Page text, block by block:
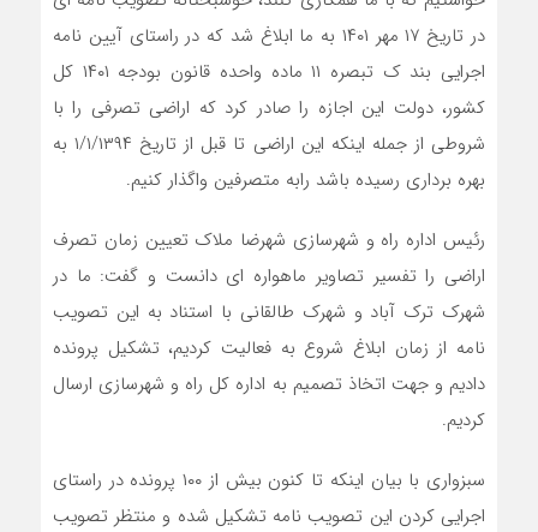
در تاریخ ۱۷ مهر ۱۴۰۱ به ما ابلاغ شد که در راستای آیین نامه
اجرایی بند ک تبصره ۱۱ ماده واحده قانون بودجه ۱۴۰۱ کل
کشور، دولت این اجازه را صادر کرد که اراضی تصرفی را با
شروطی از جمله اینکه این اراضی تا قبل از تاریخ ۱/۱/۱۳۹۴ به
بهره برداری رسیده باشد رابه متصرفین واگذار کنیم.
رئیس اداره راه و شهرسازی شهرضا ملاک تعیین زمان تصرف
اراضی را تفسیر تصاویر ماهواره ای دانست و گفت: ما در
شهرک ترک آباد و شهرک طالقانی با استناد به این تصویب
نامه از زمان ابلاغ شروع به فعالیت کردیم، تشکیل پرونده
دادیم و جهت اتخاذ تصمیم به اداره کل راه و شهرسازی ارسال
کردیم.
سبزواری با بیان اینکه تا کنون بیش از ۱۰۰ پرونده در راستای
اجرایی کردن این تصویب نامه تشکیل شده و منتظر تصویب